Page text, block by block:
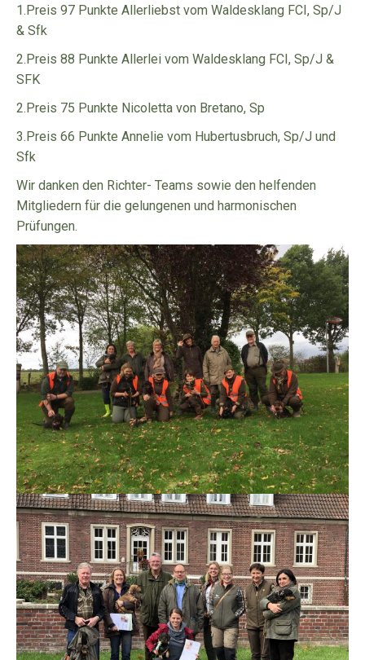
1.Preis 97 Punkte Allerliebst vom Waldesklang FCI, Sp/J
& Sfk
2.Preis 88 Punkte Allerlei vom Waldesklang FCI, Sp/J &
SFK
2.Preis 75 Punkte Nicoletta von Bretano, Sp
3.Preis 66 Punkte Annelie vom Hubertusbruch, Sp/J und
Sfk
Wir danken den Richter- Teams sowie den helfenden
Mitgliedern für die gelungenen und harmonischen
Prüfungen.